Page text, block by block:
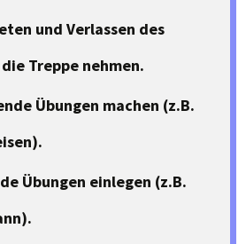
und Verlassen des
Treppe nehmen.
Übungen machen (z.B.
Übungen einlegen (z.B.